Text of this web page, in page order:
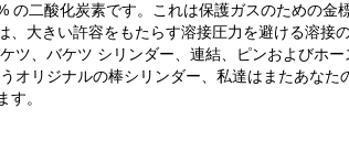
の二酸化炭素です。これは保護ガスのための金
大きい許容をもたらす溶接圧力を避ける溶接
、バケツ シリンダー、連結、ピンおよびホー
リジナルの棒シリンダー、私達はまたあなた
。